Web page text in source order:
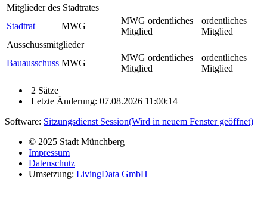
Mitglieder des Stadtrates
Stadtrat
MWG
MWG ordentliches
Mitglied
ordentliches
Mitglied
Ausschussmitglieder
Bauausschuss MWG
MWG ordentliches
Mitglied
ordentliches
Mitglied
2 Sätze
Letzte Änderung: 07.08.2026 11:00:14
Software: Sitzungsdienst Session(Wird in neuem Fenster geöffnet)
© 2025 Stadt Münchberg
Impressum
Datenschutz
Umsetzung: LivingData GmbH